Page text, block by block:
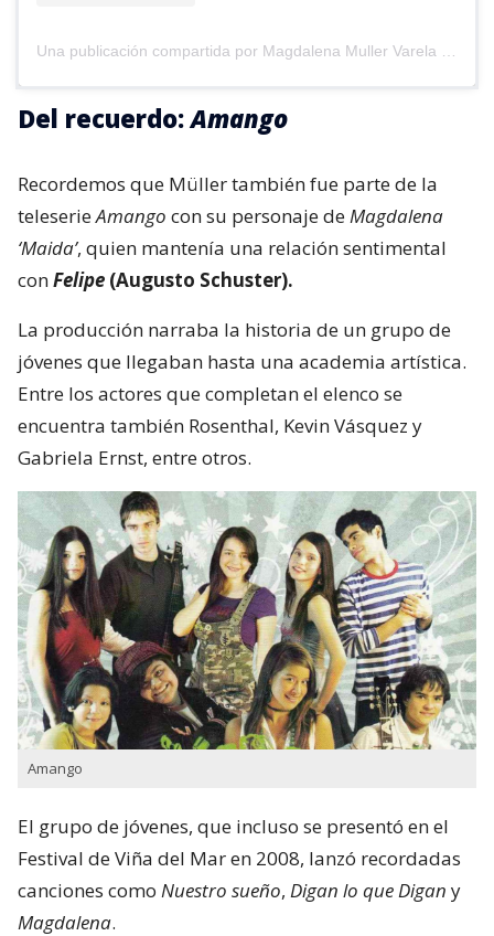
Del recuerdo:Amango
Recordemos que Müller también fue parte de la
teleserieAmango con su personaje deMagdalena
‘Maida’, quien mantenía una relación sentimental
conFelipe (Augusto Schuster).
La producción narraba la historia de un grupo de
jóvenes que llegaban hasta una academia artística.
Entre los actores que completan el elenco se
encuentra también Rosenthal, Kevin Vásquez y
Gabriela Ernst, entre otros.
Amango
El grupo de jóvenes, que incluso se presentó en el
Festival de Viña del Mar en 2008, lanzó recordadas
canciones como Nuestro sueño, Digan lo que Digan y
Magdalena.